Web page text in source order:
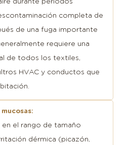
durante períodos
completa de
de una fuga importante
requiere una
de todos los textiles,
HVAC y conductos que
en el rango de tamaño
dérmica (picazón,